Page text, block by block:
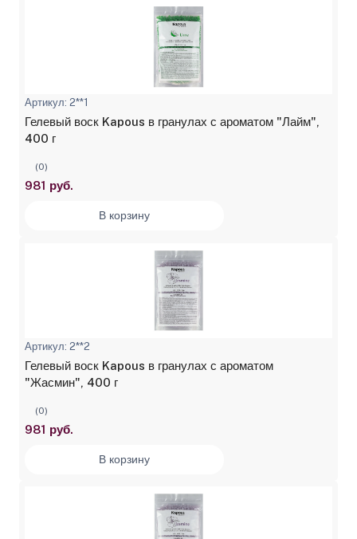
Артикул: 2**1
Гелевый воск Kapous в гранулах с ароматом "Лайм",
400 г
(0)
981 руб.
В корзину
Артикул: 2**2
Гелевый воск Kapous в гранулах с ароматом
"Жасмин", 400 г
(0)
981 руб.
В корзину